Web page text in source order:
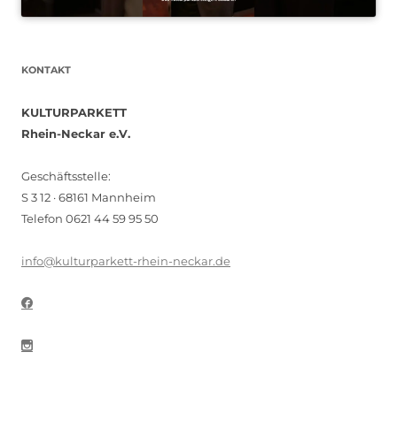
KONTAKT
KULTURPARKETT
Rhein-Neckar e.V.
Geschäftsstelle:
S 3 12 · 68161 Mannheim
Telefon 0621 44 59 95 50
info@kulturparkett-rhein-neckar.de